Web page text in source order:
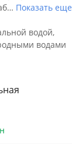
… Показать еще
водой,
водами